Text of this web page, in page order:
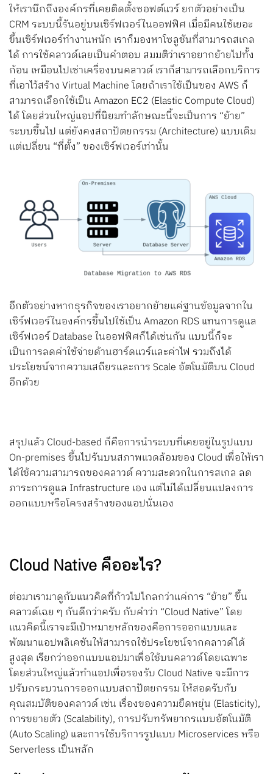
ให้เรานึกถึงองค์กรที่เคยติดตั้งซอฟต์แวร์ ยกตัวอย่างเป็น
CRM ระบบนี้รันอยู่บนเซิร์ฟเวอร์ในออฟฟิศ เมื่อมีคนใช้เยอะ
ขึ้นเซิร์ฟเวอร์ทำงานหนัก เราก็มองหาโซลูชันที่สามารถสเกล
ได้ การใช้คลาวด์เลยเป็นคำตอบ สมมติว่าเราอยากย้ายไปทั้ง
ก้อน เหมือนไปเช่าเครื่องบนคลาวด์ เราก็สามารถเลือกบริการ
ที่เอาไว้สร้าง Virtual Machine โดยถ้าเราใช้เป็นของ AWS ก็
สามารถเลือกใช้เป็น Amazon EC2 (Elastic Compute Cloud)
ได้ โดยส่วนใหญ่แอปที่นิยมทำลักษณะนี้จะเป็นการ “ย้าย”
ระบบขึ้นไป แต่ยังคงสถาปัตยกรรม (Architecture) แบบเดิม
แต่เปลี่ยน “ที่ตั้ง” ของเซิร์ฟเวอร์เท่านั้น
อีกตัวอย่างหากธุรกิจของเราอยากย้ายแค่ฐานข้อมูลจากใน
เซิร์ฟเวอร์ในองค์กรขึ้นไปใช้เป็น Amazon RDS แทนการดูแล
เซิร์ฟเวอร์ Database ในออฟฟิศก็ได้เช่นกัน แบบนี้ก็จะ
เป็นการลดค่าใช้จ่ายด้านฮาร์ดแวร์และค่าไฟ รวมถึงได้
ประโยชน์จากความเสถียรและการ Scale อัตโนมัติบน Cloud
อีกด้วย
สรุปแล้ว Cloud-based ก็คือการนำระบบที่เคยอยู่ในรูปแบบ
On-premises ขึ้นไปรันบนสภาพแวดล้อมของ Cloud เพื่อให้เรา
ได้ใช้ความสามารถของคลาวด์ ความสะดวกในการสเกล ลด
ภาระการดูแล Infrastructure เอง แต่ไม่ได้เปลี่ยนแปลงการ
ออกแบบหรือโครงสร้างของแอปนั่นเอง
Cloud Native คืออะไร?
ต่อมาเรามาดูกับแนวคิดที่ก้าวไปไกลกว่าแค่การ “ย้าย” ขึ้น
คลาวด์เฉย ๆ กันดีกว่าครับ กับคำว่า “Cloud Native” โดย
แนวคิดนี้เราจะมีเป้าหมายหลักของคือการออกแบบและ
พัฒนาแอปพลิเคชันให้สามารถใช้ประโยชน์จากคลาวด์ได้
สูงสุด เรียกว่าออกแบบแอปมาเพื่อใช้บนคลาวด์โดยเฉพาะ
โดยส่วนใหญ่แล้วทำแอปเพื่อรองรับ Cloud Native จะมีการ
ปรับกระบวนการออกแบบสถาปัตยกรรม ให้สอดรับกับ
คุณสมบัติของคลาวด์ เช่น เรื่องของความยืดหยุ่น (Elasticity),
การขยายตัว (Scalability), การปรับทรัพยากรแบบอัตโนมัติ
(Auto Scaling) และการใช้บริการรูปแบบ Microservices หรือ
Serverless เป็นหลัก